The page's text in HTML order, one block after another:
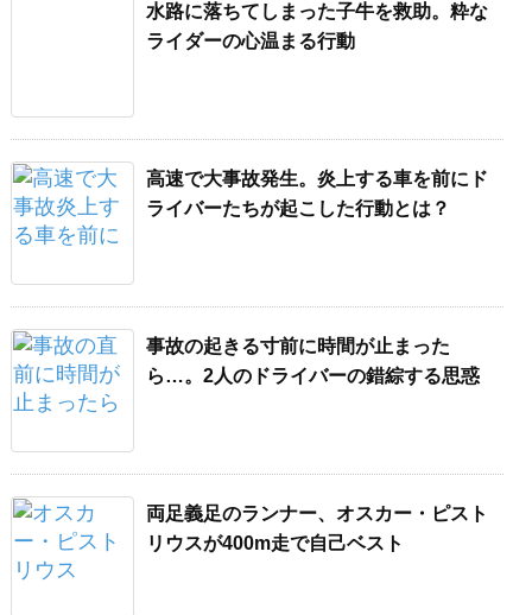
水路に落ちてしまった子牛を救助。粋な
ライダーの心温まる行動
高速で大事故発生。炎上する車を前にド
ライバーたちが起こした行動とは？
事故の起きる寸前に時間が止まった
ら…。2人のドライバーの錯綜する思惑
両足義足のランナー、オスカー・ピスト
リウスが400m走で自己ベスト